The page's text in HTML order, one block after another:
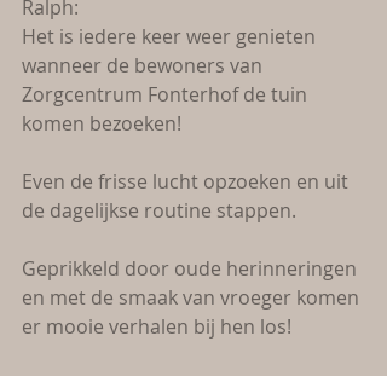
Ralph:
Het is iedere keer weer genieten
wanneer de bewoners van
Zorgcentrum Fonterhof de tuin
komen bezoeken!
Even de frisse lucht opzoeken en uit
de dagelijkse routine stappen.
Geprikkeld door oude herinneringen
en met de smaak van vroeger komen
er mooie verhalen bij hen los!